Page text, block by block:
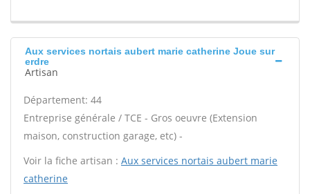
Aux services nortais aubert marie catherine Joue sur
erdre
Artisan
Département: 44
Entreprise générale / TCE - Gros oeuvre (Extension
maison, construction garage, etc) -
Voir la fiche artisan : Aux services nortais aubert marie
catherine